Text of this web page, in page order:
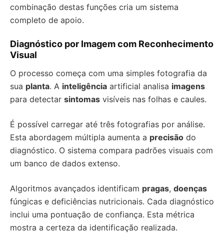
combinação destas funções cria um sistema
completo de apoio.
Diagnóstico por Imagem com Reconhecimento
Visual
O processo começa com uma simples fotografia da
sua planta. A inteligência artificial analisa imagens
para detectar sintomas visíveis nas folhas e caules.
É possível carregar até três fotografias por análise.
Esta abordagem múltipla aumenta a precisão do
diagnóstico. O sistema compara padrões visuais com
um banco de dados extenso.
Algoritmos avançados identificam pragas, doenças
fúngicas e deficiências nutricionais. Cada diagnóstico
inclui uma pontuação de confiança. Esta métrica
mostra a certeza da identificação realizada.